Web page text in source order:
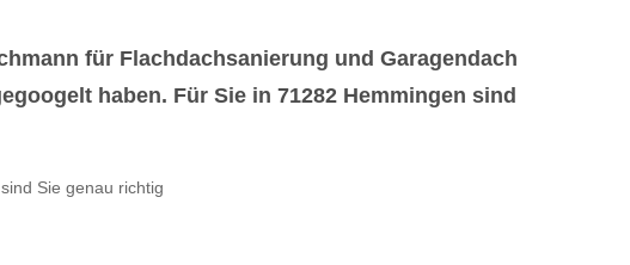
für Flachdachsanierung und Garagendach
haben. Für Sie in 71282 Hemmingen sind
Sie genau richtig